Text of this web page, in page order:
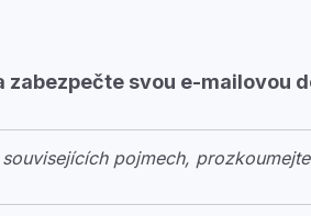
zabezpečte svou e-mailovou
pojmech, prozkoumejte